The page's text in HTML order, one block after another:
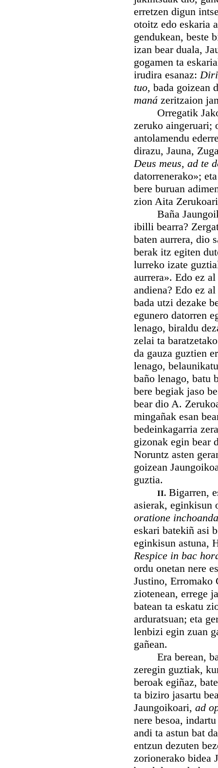
erretzen digun
otoitz edo eskaria
gendukean, beste
izan bear duala,
gogamen ta
irudira esanaz:
tuo, bada goizean
maná zeritzaion
Orregatik Jakob
zeruko aingeruari;
antolamendu
dirazu, Jauna,
Deus meus, ad te
datorrenerako»;
bere buruan
zion Aita
Baña
ibilli bearra?
baten aurrera, dio
berak itz egiten
lurreko izate
aurrera». Edo ez
andiena? Edo ez
bada utzi dezake
egunero datorren
lenago, biraldu
zelai ta
da gauza guztien
lenago,
baño lenago, batu
bere begiak jaso
bear dio A.
mingañak esan
bedeinkagarria
gizonak egin bear
Noruntz asten
goizean
guztia.
II. Bigarren,
asierak, eginkisun
oratione
eskari batekiñ asi
eginkisun astuna,
Respice in bac
ordu onetan nere
Justino, Erromako
ziotenean, errege
batean ta eskatu
arduratsuan; eta
lenbizi egin zuan
gañean.
Era berean,
zeregin guztiak,
beroak egiñaz,
ta biziro jasartu
Jaungoikoari, ad
nere besoa,
andi ta astun bat
entzun dezuten
zorionerako bidea